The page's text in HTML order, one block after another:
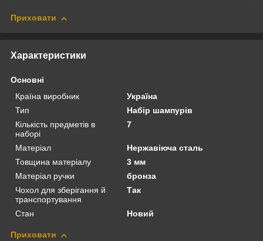
Приховати
Характеристики
Основні
Країна виробник
Україна
Тип
Набір шампурів
Кількість предметів в
наборі
7
Матеріал
Нержавіюча сталь
Товщина матеріалу
3 мм
Матеріал ручки
бронза
Чохол для зберігання й
транспортування
Так
Стан Новий
Приховати